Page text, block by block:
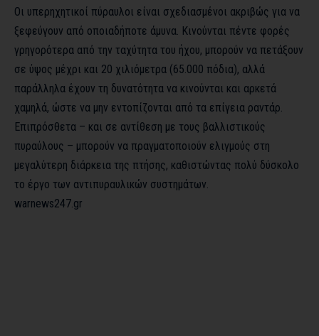
Οι υπερηχητικοί πύραυλοι είναι σχεδιασμένοι ακριβώς για να
ξεφεύγουν από οποιαδήποτε άμυνα. Κινούνται πέντε φορές
γρηγορότερα από την ταχύτητα του ήχου, μπορούν να πετάξουν
σε ύψος μέχρι και 20 χιλιόμετρα (65.000 πόδια), αλλά
παράλληλα έχουν τη δυνατότητα να κινούνται και αρκετά
χαμηλά, ώστε να μην εντοπίζονται από τα επίγεια ραντάρ.
Επιπρόσθετα – και σε αντίθεση με τους βαλλιστικούς
πυραύλους – μπορούν να πραγματοποιούν ελιγμούς στη
μεγαλύτερη διάρκεια της πτήσης, καθιστώντας πολύ δύσκολο
το έργο των αντιπυραυλικών συστημάτων.
warnews247.gr